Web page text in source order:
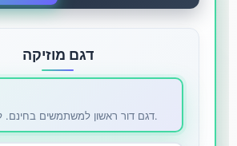
דגם מוזיקה
דגם דור ראשון למשתמשים בחינם. לשימוש בסיסי.